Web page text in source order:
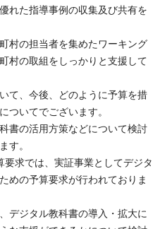
れた指導事例の収集及び共有を
村の担当者を集めたワーキング
村の取組をしっかりと支援して
て、今後、どのように予算を措
ついてでございます。
書の活用方策などについて検討
す。
求では、実証事業としてデジタ
めの予算要求が行われておりま
デジタル教科書の導入・拡大に